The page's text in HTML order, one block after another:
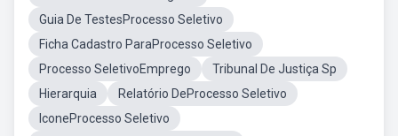
Guia De TestesProcesso Seletivo
Ficha Cadastro ParaProcesso Seletivo
Processo SeletivoEmprego
Tribunal De Justiça Sp
Hierarquia
Relatório DeProcesso Seletivo
IconeProcesso Seletivo